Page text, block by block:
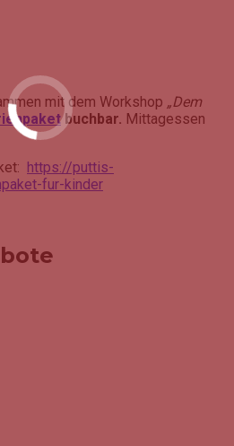
mit dem Workshop „Dem
buchbar. Mittagessen
https://puttis-
fur-kinder